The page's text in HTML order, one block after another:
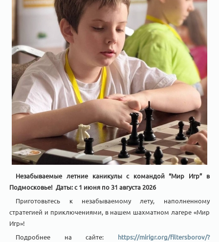
Незабываемые летние каникулы с командой “Мир Игр” в
Подмосковье! Даты: с 1 июня по 31 августа 2026
Приготовьтесь к незабываемому лету, наполненному
стратегией и приключениями, в нашем шахматном лагере «Мир
Игр»!
Подробнее на сайте: https://mirigr.org/filtersborov/?